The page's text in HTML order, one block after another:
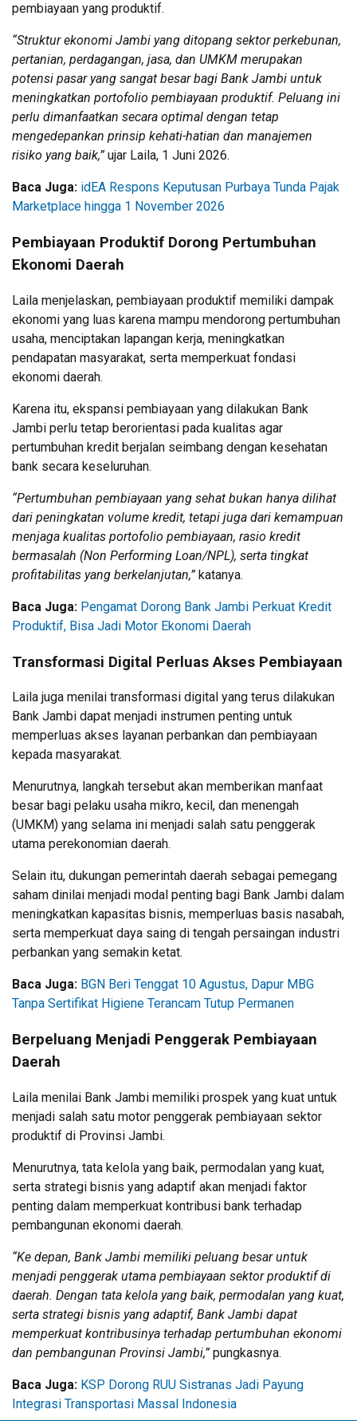
pembiayaan yang produktif.
“Struktur ekonomi Jambi yang ditopang sektor perkebunan,
pertanian, perdagangan, jasa, dan UMKM merupakan
potensi pasar yang sangat besar bagi Bank Jambi untuk
meningkatkan portofolio pembiayaan produktif. Peluang ini
perlu dimanfaatkan secara optimal dengan tetap
mengedepankan prinsip kehati-hatian dan manajemen
risiko yang baik,” ujar Laila, 1 Juni 2026.
Baca Juga: idEA Respons Keputusan Purbaya Tunda Pajak
Marketplace hingga 1 November 2026
Pembiayaan Produktif Dorong Pertumbuhan
Ekonomi Daerah
Laila menjelaskan, pembiayaan produktif memiliki dampak
ekonomi yang luas karena mampu mendorong pertumbuhan
usaha, menciptakan lapangan kerja, meningkatkan
pendapatan masyarakat, serta memperkuat fondasi
ekonomi daerah.
Karena itu, ekspansi pembiayaan yang dilakukan Bank
Jambi perlu tetap berorientasi pada kualitas agar
pertumbuhan kredit berjalan seimbang dengan kesehatan
bank secara keseluruhan.
“Pertumbuhan pembiayaan yang sehat bukan hanya dilihat
dari peningkatan volume kredit, tetapi juga dari kemampuan
menjaga kualitas portofolio pembiayaan, rasio kredit
bermasalah (Non Performing Loan/NPL), serta tingkat
profitabilitas yang berkelanjutan,” katanya.
Baca Juga: Pengamat Dorong Bank Jambi Perkuat Kredit
Produktif, Bisa Jadi Motor Ekonomi Daerah
Transformasi Digital Perluas Akses Pembiayaan
Laila juga menilai transformasi digital yang terus dilakukan
Bank Jambi dapat menjadi instrumen penting untuk
memperluas akses layanan perbankan dan pembiayaan
kepada masyarakat.
Menurutnya, langkah tersebut akan memberikan manfaat
besar bagi pelaku usaha mikro, kecil, dan menengah
(UMKM) yang selama ini menjadi salah satu penggerak
utama perekonomian daerah.
Selain itu, dukungan pemerintah daerah sebagai pemegang
saham dinilai menjadi modal penting bagi Bank Jambi dalam
meningkatkan kapasitas bisnis, memperluas basis nasabah,
serta memperkuat daya saing di tengah persaingan industri
perbankan yang semakin ketat.
Baca Juga: BGN Beri Tenggat 10 Agustus, Dapur MBG
Tanpa Sertifikat Higiene Terancam Tutup Permanen
Berpeluang Menjadi Penggerak Pembiayaan
Daerah
Laila menilai Bank Jambi memiliki prospek yang kuat untuk
menjadi salah satu motor penggerak pembiayaan sektor
produktif di Provinsi Jambi.
Menurutnya, tata kelola yang baik, permodalan yang kuat,
serta strategi bisnis yang adaptif akan menjadi faktor
penting dalam memperkuat kontribusi bank terhadap
pembangunan ekonomi daerah.
“Ke depan, Bank Jambi memiliki peluang besar untuk
menjadi penggerak utama pembiayaan sektor produktif di
daerah. Dengan tata kelola yang baik, permodalan yang kuat,
serta strategi bisnis yang adaptif, Bank Jambi dapat
memperkuat kontribusinya terhadap pertumbuhan ekonomi
dan pembangunan Provinsi Jambi,” pungkasnya.
Baca Juga: KSP Dorong RUU Sistranas Jadi Payung
Integrasi Transportasi Massal Indonesia